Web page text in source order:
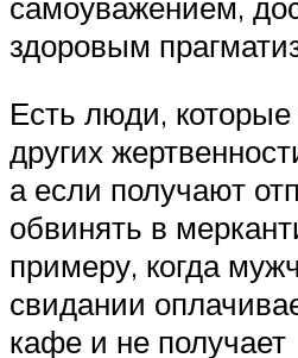
здоровым
Есть люди, которые
других
а если получают
обвинять в
примеру, когда
свидании
кафе и не получает